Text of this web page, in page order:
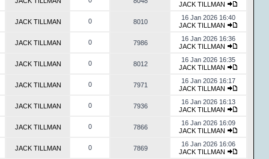
JACK TILLMAN
JACK TILLMAN 0 8010
16 Jan 2026 16:40
JACK TILLMAN
JACK TILLMAN 0 7986
16 Jan 2026 16:36
JACK TILLMAN
JACK TILLMAN 0 8012
16 Jan 2026 16:35
JACK TILLMAN
JACK TILLMAN 0 7971
16 Jan 2026 16:17
JACK TILLMAN
JACK TILLMAN 0 7936
16 Jan 2026 16:13
JACK TILLMAN
JACK TILLMAN 0 7866
16 Jan 2026 16:09
JACK TILLMAN
JACK TILLMAN 0 7869
16 Jan 2026 16:06
JACK TILLMAN